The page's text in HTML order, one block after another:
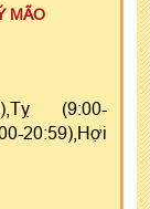
MÃO
(9:00-
20:59),Hợi